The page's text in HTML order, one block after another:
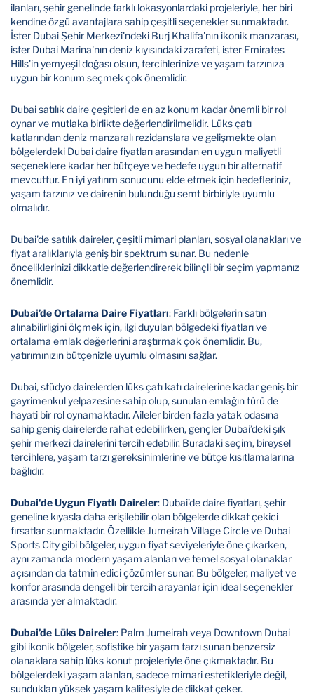
ilanları, şehir genelinde farklı lokasyonlardaki projeleriyle, her biri
kendine özgü avantajlara sahip çeşitli seçenekler sunmaktadır.
İster Dubai Şehir Merkezi'ndeki Burj Khalifa'nın ikonik manzarası,
ister Dubai Marina'nın deniz kıyısındaki zarafeti, ister Emirates
Hills'in yemyeşil doğası olsun, tercihlerinize ve yaşam tarzınıza
uygun bir konum seçmek çok önemlidir.
Dubai satılık daire çeşitleri de en az konum kadar önemli bir rol
oynar ve mutlaka birlikte değerlendirilmelidir. Lüks çatı
katlarından deniz manzaralı rezidanslara ve gelişmekte olan
bölgelerdeki Dubai daire fiyatları arasından en uygun maliyetli
seçeneklere kadar her bütçeye ve hedefe uygun bir alternatif
mevcuttur. En iyi yatırım sonucunu elde etmek için hedefleriniz,
yaşam tarzınız ve dairenin bulunduğu semt birbiriyle uyumlu
olmalıdır.
Dubai'de satılık daireler, çeşitli mimari planları, sosyal olanakları ve
fiyat aralıklarıyla geniş bir spektrum sunar. Bu nedenle
önceliklerinizi dikkatle değerlendirerek bilinçli bir seçim yapmanız
önemlidir.
Dubai’de Ortalama Daire Fiyatları: Farklı bölgelerin satın
alınabilirliğini ölçmek için, ilgi duyulan bölgedeki fiyatları ve
ortalama emlak değerlerini araştırmak çok önemlidir. Bu,
yatırımınızın bütçenizle uyumlu olmasını sağlar.
Dubai, stüdyo dairelerden lüks çatı katı dairelerine kadar geniş bir
gayrimenkul yelpazesine sahip olup, sunulan emlağın türü de
hayati bir rol oynamaktadır. Aileler birden fazla yatak odasına
sahip geniş dairelerde rahat edebilirken, gençler Dubai’deki şık
şehir merkezi dairelerini tercih edebilir. Buradaki seçim, bireysel
tercihlere, yaşam tarzı gereksinimlerine ve bütçe kısıtlamalarına
bağlıdır.
Dubai'de Uygun Fiyatlı Daireler: Dubai’de daire fiyatları, şehir
geneline kıyasla daha erişilebilir olan bölgelerde dikkat çekici
fırsatlar sunmaktadır. Özellikle Jumeirah Village Circle ve Dubai
Sports City gibi bölgeler, uygun fiyat seviyeleriyle öne çıkarken,
aynı zamanda modern yaşam alanları ve temel sosyal olanaklar
açısından da tatmin edici çözümler sunar. Bu bölgeler, maliyet ve
konfor arasında dengeli bir tercih arayanlar için ideal seçenekler
arasında yer almaktadır.
Dubai’de Lüks Daireler: Palm Jumeirah veya Downtown Dubai
gibi ikonik bölgeler, sofistike bir yaşam tarzı sunan benzersiz
olanaklara sahip lüks konut projeleriyle öne çıkmaktadır. Bu
bölgelerdeki yaşam alanları, sadece mimari estetikleriyle değil,
sundukları yüksek yaşam kalitesiyle de dikkat çeker.